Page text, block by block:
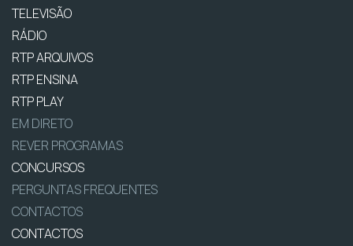
TELEVISÃO
RÁDIO
RTP ARQUIVOS
RTP ENSINA
RTP PLAY
EM DIRETO
REVER PROGRAMAS
CONCURSOS
PERGUNTAS FREQUENTES
CONTACTOS
CONTACTOS